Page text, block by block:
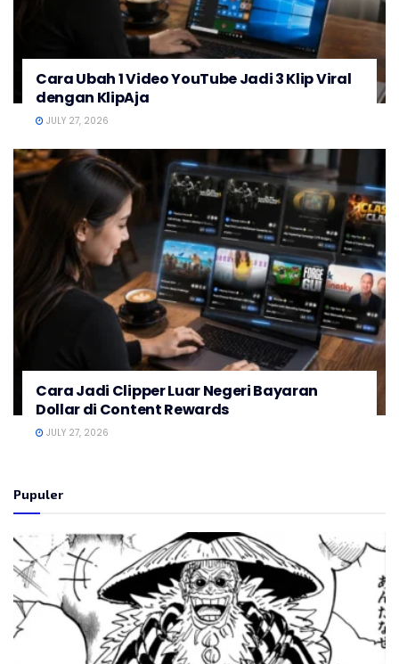
Cara Ubah 1 Video YouTube Jadi 3 Klip Viral
dengan KlipAja
JULY 27, 2026
Cara Jadi Clipper Luar Negeri Bayaran
Dollar di Content Rewards
JULY 27, 2026
Pupuler